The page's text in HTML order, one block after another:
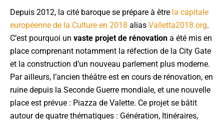
Depuis 2012, la cité baroque se prépare à être la capitale
européenne de la Culture en 2018 alias Valletta2018.org.
C’est pourquoi un vaste projet de rénovation a été mis en
place comprenant notamment la réfection de la City Gate
et la construction d’un nouveau parlement plus moderne.
Par ailleurs, l’ancien théâtre est en cours de rénovation, en
ruine depuis la Seconde Guerre mondiale, et une nouvelle
place est prévue : Piazza de Valette. Ce projet se bâtit
autour de quatre thématiques : Génération, Itinéraires,